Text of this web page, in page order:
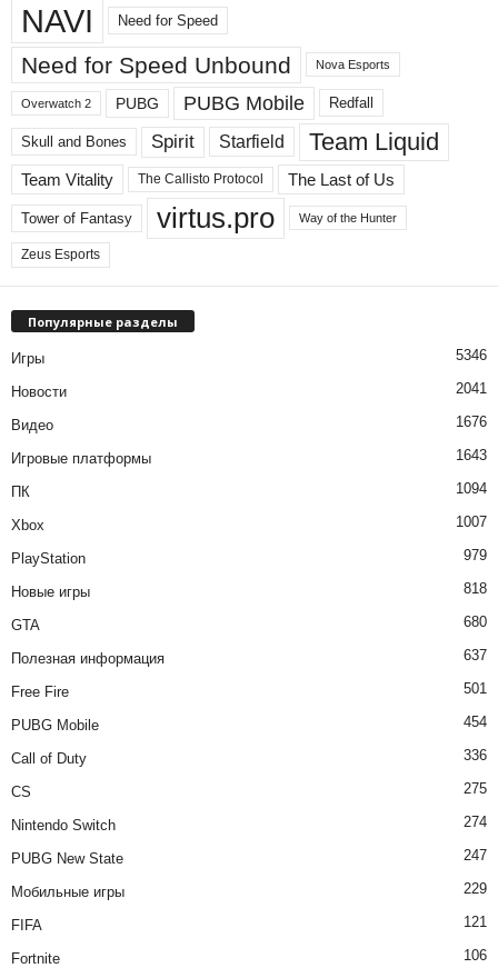
NAVI Need for Speed
Need for Speed ​​Unbound Nova Esports
Overwatch 2 PUBG PUBG Mobile Redfall
Skull and Bones Spirit Starfield Team Liquid
Team Vitality The Callisto Protocol The Last of Us
Tower of Fantasy virtus.pro Way of the Hunter
Zeus Esports
Популярные разделы
Игры 5346
Новости 2041
Видео 1676
Игровые платформы 1643
ПК 1094
Xbox 1007
PlayStation 979
Новые игры 818
GTA 680
Полезная информация 637
Free Fire 501
PUBG Mobile 454
Call of Duty 336
CS 275
Nintendo Switch 274
PUBG New State 247
Мобильные игры 229
FIFA 121
Fortnite 106